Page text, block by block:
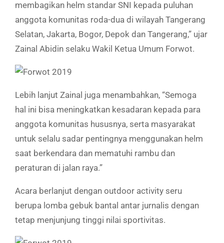
membagikan helm standar SNI kepada puluhan
anggota komunitas roda-dua di wilayah Tangerang
Selatan, Jakarta, Bogor, Depok dan Tangerang,” ujar
Zainal Abidin selaku Wakil Ketua Umum Forwot.
Lebih lanjut Zainal juga menambahkan, “Semoga
hal ini bisa meningkatkan kesadaran kepada para
anggota komunitas hususnya, serta masyarakat
untuk selalu sadar pentingnya menggunakan helm
saat berkendara dan mematuhi rambu dan
peraturan di jalan raya.”
Acara berlanjut dengan outdoor activity seru
berupa lomba gebuk bantal antar jurnalis dengan
tetap menjunjung tinggi nilai sportivitas.